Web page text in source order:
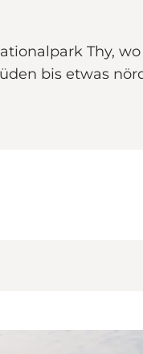
Thy,
bis etwas